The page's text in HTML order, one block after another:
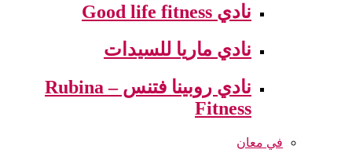
نادي Good life fitness
نادي ماريا للسيدات
نادي روبينا فتنس – Rubina
Fitness
في معان